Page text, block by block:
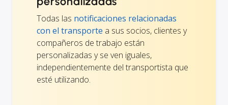
Todas las notificaciones relacionadas
con el transporte a sus socios, clientes y
compañeros de trabajo están
personalizadas y se ven iguales,
independientemente del transportista que
esté utilizando.